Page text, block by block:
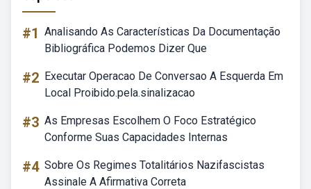
#1 Analisando As Características Da Documentação
Bibliográfica Podemos Dizer Que
#2 Executar Operacao De Conversao A Esquerda Em
Local Proibido.pela.sinalizacao
#3 As Empresas Escolhem O Foco Estratégico
Conforme Suas Capacidades Internas
#4 Sobre Os Regimes Totalitários Nazifascistas
Assinale A Afirmativa Correta